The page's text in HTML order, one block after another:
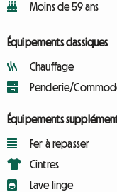
Moins de 59 ans
Équipements classiques
Chauffage
Penderie/
Équipements
Fer à repasser
Cintres
Lave linge